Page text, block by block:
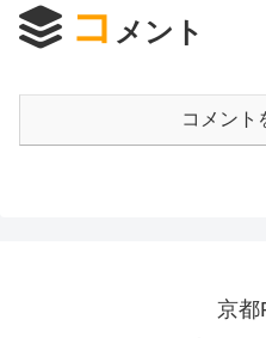
コ メント
コメント
京都